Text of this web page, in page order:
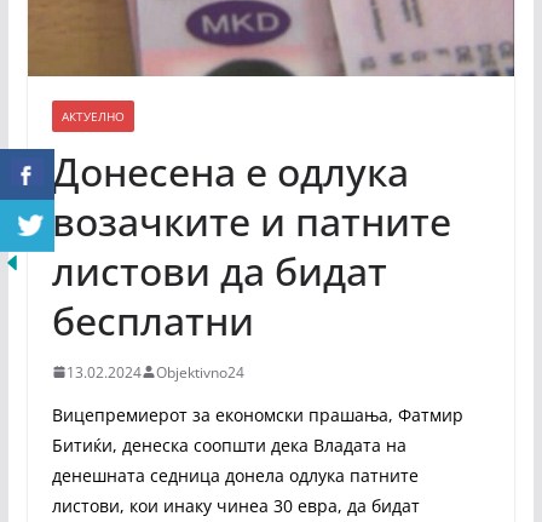
АКТУЕЛНО
Донесена е одлука
возачките и патните
листови да бидат
бесплатни
13.02.2024 Objektivno24
Вицепремиерот за економски прашања, Фатмир
Битиќи, денеска соопшти дека Владата на
денешната седница донела одлука патните
листови, кои инаку чинеа 30 евра, да бидат